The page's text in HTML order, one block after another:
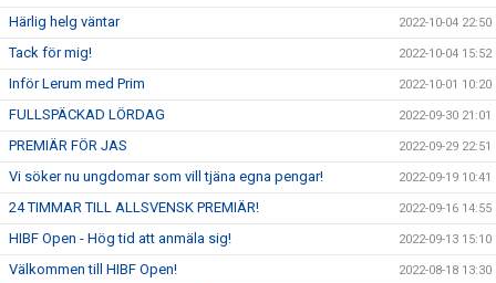
Härlig helg väntar 2022-10-04 22:50
Tack för mig! 2022-10-04 15:52
Inför Lerum med Prim 2022-10-01 10:20
FULLSPÄCKAD LÖRDAG 2022-09-30 21:01
PREMIÄR FÖR JAS 2022-09-29 22:51
Vi söker nu ungdomar som vill tjäna egna pengar! 2022-09-19 10:41
24 TIMMAR TILL ALLSVENSK PREMIÄR! 2022-09-16 14:55
HIBF Open - Hög tid att anmäla sig! 2022-09-13 15:10
Välkommen till HIBF Open! 2022-08-18 13:30